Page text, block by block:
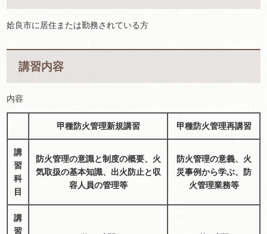
姶良市に居住または勤務されている方
講習内容
内容
甲種防火管理新規講習 甲種防火管理再講習
講
習
科
目
防火管理の意識と制度の概要、火
気取扱の基本知識、出火防止と収
容人員の管理等
防火管理の意義、火
災事例から学ぶ、防
火管理業務等
講
習